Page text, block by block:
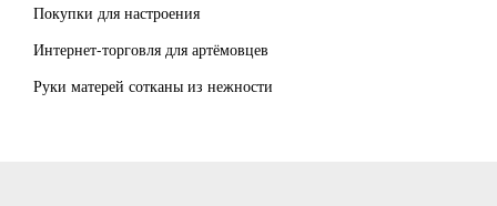
Покупки для настроения
Интернет-торговля для артёмовцев
Руки матерей сотканы из нежности